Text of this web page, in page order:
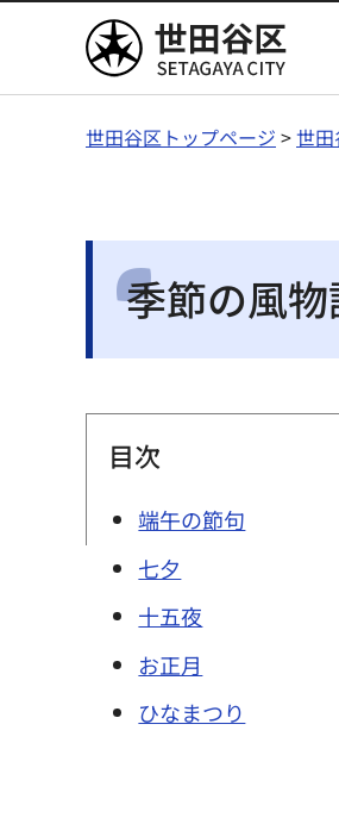
世田谷区
世田谷区トップページ >世
季節の風物
目次
端午の節句
七夕
十五夜
お正月
ひなまつり